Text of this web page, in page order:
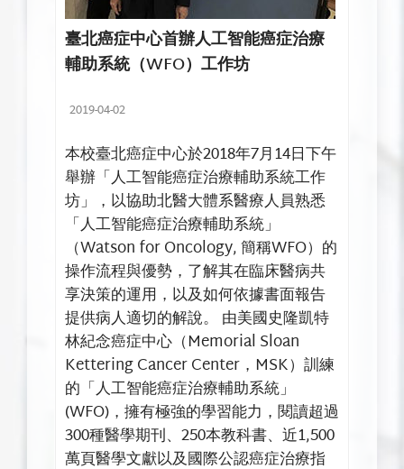
臺北癌症中心首辦人工智能癌症治療
輔助系統（WFO）工作坊
2019-04-02
本校臺北癌症中心於2018年7月14日下午
舉辦「人工智能癌症治療輔助系統工作
坊」，以協助北醫大體系醫療人員熟悉
「人工智能癌症治療輔助系統」
（Watson for Oncology, 簡稱WFO）的
操作流程與優勢，了解其在臨床醫病共
享決策的運用，以及如何依據書面報告
提供病人適切的解說。 由美國史隆凱特
林紀念癌症中心（Memorial Sloan
Kettering Cancer Center，MSK）訓練
的「人工智能癌症治療輔助系統」
(WFO)，擁有極強的學習能力，閱讀超過
300種醫學期刊、250本教科書、近1,500
萬頁醫學文獻以及國際公認癌症治療指